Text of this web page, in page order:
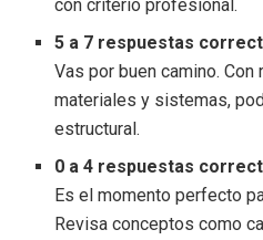
con criterio profesional.
5 a 7 respuestas
Vas por buen camino. Con
materiales y sistemas,
estructural.
0 a 4 respuestas
Es el momento perfecto
Revisa conceptos como